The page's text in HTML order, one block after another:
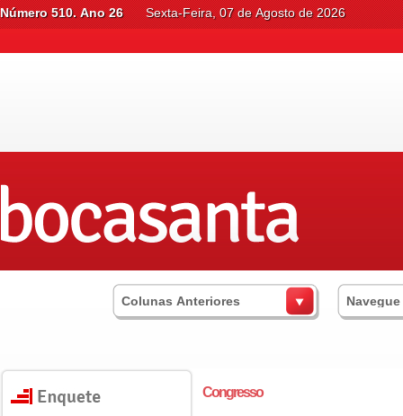
Número 510. Ano 26 Sexta-Feira, 07 de Agosto de 2026
Colunas Anteriores
Congresso